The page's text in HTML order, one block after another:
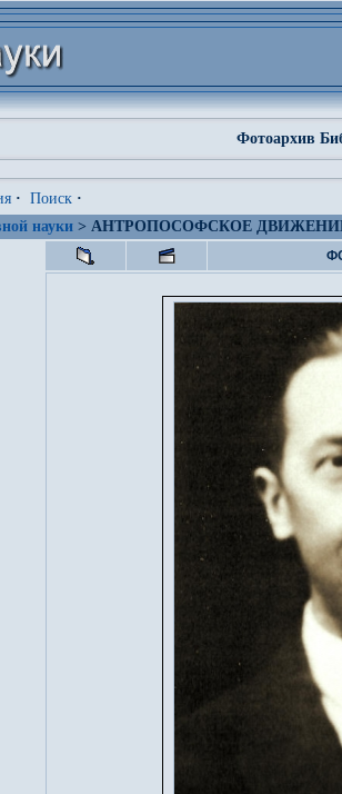
Фотоархив
· Поиск ·
науки > АНТРОПОСОФСКОЕ ДВИЖЕНИЕ >